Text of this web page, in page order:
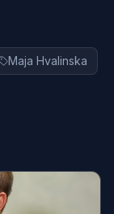
Maja Hvalinska